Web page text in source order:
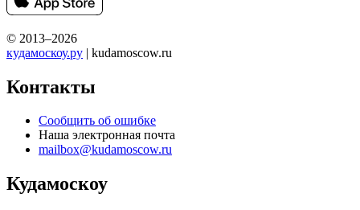
© 2013–2026
кудамоскоу.ру | kudamoscow.ru
Контакты
Сообщить об ошибке
Наша электронная почта
mailbox@kudamoscow.ru
Кудамоскоу